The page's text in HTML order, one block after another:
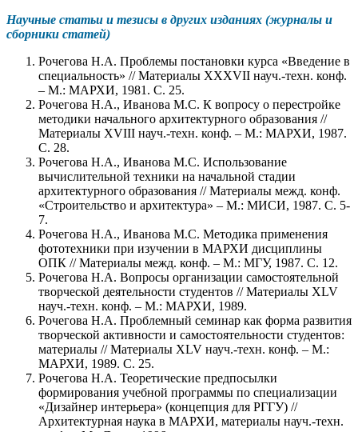
Научные статьи и тезисы в других изданиях (журналы и
сборники статей)
Рочегова Н.А. Проблемы постановки курса «Введение в
специальность» // Материалы XXXVII науч.-техн. конф.
– М.: МАРХИ, 1981. С. 25.
Рочегова Н.А., Иванова М.С. К вопросу о перестройке
методики начального архитектурного образования //
Материалы XVIII науч.-техн. конф. – М.: МАРХИ, 1987.
С. 28.
Рочегова Н.А., Иванова М.С. Использование
вычислительной техники на начальной стадии
архитектурного образования // Материалы межд. конф.
«Строительство и архитектура» – М.: МИСИ, 1987. С. 5-
7.
Рочегова Н.А., Иванова М.С. Методика применения
фототехники при изучении в МАРХИ дисциплины
ОПК // Материалы межд. конф. – М.: МГУ, 1987. С. 12.
Рочегова Н.А. Вопросы организации самостоятельной
творческой деятельности студентов // Материалы XLV
науч.-техн. конф. – М.: МАРХИ, 1989.
Рочегова Н.А. Проблемный семинар как форма развития
творческой активности и самостоятельности студентов:
материалы // Материалы XLV науч.-техн. конф. – М.:
МАРХИ, 1989. С. 25.
Рочегова Н.А. Теоретические предпосылки
формирования учебной программы по специализации
«Дизайнер интерьера» (концепция для РГГУ) //
Архитектурная наука в МАРХИ, материалы науч.-техн.